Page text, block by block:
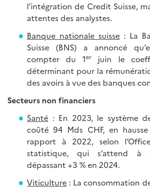
l’intégration de Credit Suisse,
attentes des analystes.
Banque nationale suisse : La
Suisse (BNS) a annoncé
compter du 1er
juin le
déterminant pour la
des avoirs à vue des banques
Secteurs non financiers
Santé : En 2023, le système
coûté 94 Mds CHF, en
rapport à 2022, selon
statistique, qui s’attend à
dépassant +3 % en 2024.
Viticulture : La consommation